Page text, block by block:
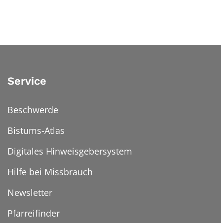
Service
Beschwerde
Bistums-Atlas
Digitales Hinweisgebersystem
Hilfe bei Missbrauch
Newsletter
Pfarreifinder